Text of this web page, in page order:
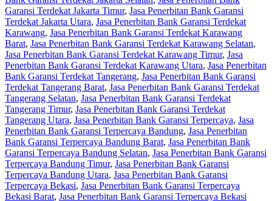
Garansi Terdekat Jakarta Timur, Jasa Penerbitan Bank Garansi
Terdekat Jakarta Utara, Jasa Penerbitan Bank Garansi Terdekat
Karawang, Jasa Penerbitan Bank Garansi Terdekat Karawang
Barat, Jasa Penerbitan Bank Garansi Terdekat Karawang Selatan,
Jasa Penerbitan Bank Garansi Terdekat Karawang Timur, Jasa
Penerbitan Bank Garansi Terdekat Karawang Utara, Jasa Penerbitan
Bank Garansi Terdekat Tangerang, Jasa Penerbitan Bank Garansi
Terdekat Tangerang Barat, Jasa Penerbitan Bank Garansi Terdekat
Tangerang Selatan, Jasa Penerbitan Bank Garansi Terdekat
Tangerang Timur, Jasa Penerbitan Bank Garansi Terdekat
Tangerang Utara, Jasa Penerbitan Bank Garansi Terpercaya, Jasa
Penerbitan Bank Garansi Terpercaya Bandung, Jasa Penerbitan
Bank Garansi Terpercaya Bandung Barat, Jasa Penerbitan Bank
Garansi Terpercaya Bandung Selatan, Jasa Penerbitan Bank Garansi
Terpercaya Bandung Timur, Jasa Penerbitan Bank Garansi
Terpercaya Bandung Utara, Jasa Penerbitan Bank Garansi
Terpercaya Bekasi, Jasa Penerbitan Bank Garansi Terpercaya
Bekasi Barat, Jasa Penerbitan Bank Garansi Terpercaya Bekasi